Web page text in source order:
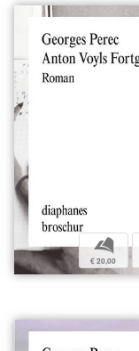
b
€ 20,00